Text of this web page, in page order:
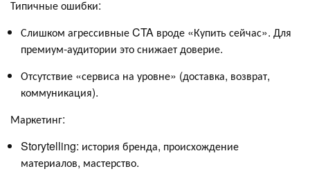
Типичные ошибки:
Слишком агрессивные CTA вроде «Купить сейчас». Для
премиум-аудитории это снижает доверие.
Отсутствие «сервиса на уровне» (доставка, возврат,
коммуникация).
Маркетинг:
Storytelling: история бренда, происхождение
материалов, мастерство.